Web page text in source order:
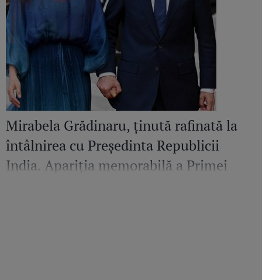
Mirabela Grădinaru, ținută rafinată la
întâlnirea cu Președinta Republicii
India. Apariția memorabilă a Primei